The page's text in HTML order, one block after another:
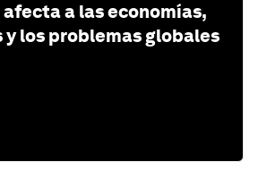
afecta a las economías,
los problemas globales